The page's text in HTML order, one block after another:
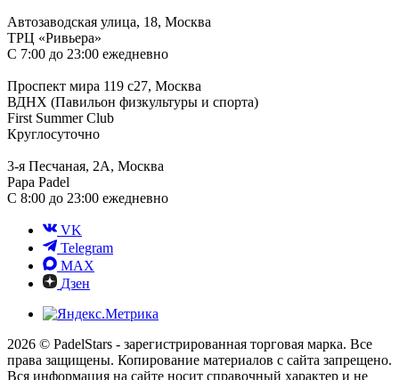
Автозаводская улица, 18, Москва
ТРЦ «Ривьера»
С 7:00 до 23:00 ежедневно
Проспект мира 119 с27, Москва
ВДНХ (Павильон физкультуры и спорта)
First Summer Club
Круглосуточно
3-я Песчаная, 2А, Москва
Papa Padel
С 8:00 до 23:00 ежедневно
VK
Telegram
MAX
Дзен
2026 © PadelStars - зарегистрированная торговая марка. Все
права защищены. Копирование материалов с сайта запрещено.
Вся информация на сайте носит справочный характер и не